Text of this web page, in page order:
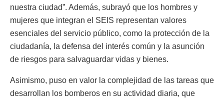
nuestra ciudad”. Además, subrayó que los hombres y
mujeres que integran el SEIS representan valores
esenciales del servicio público, como la protección de la
ciudadanía, la defensa del interés común y la asunción
de riesgos para salvaguardar vidas y bienes.
Asimismo, puso en valor la complejidad de las tareas que
desarrollan los bomberos en su actividad diaria, que